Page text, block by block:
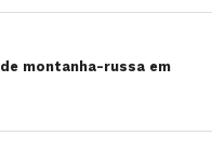
montanha-russa em